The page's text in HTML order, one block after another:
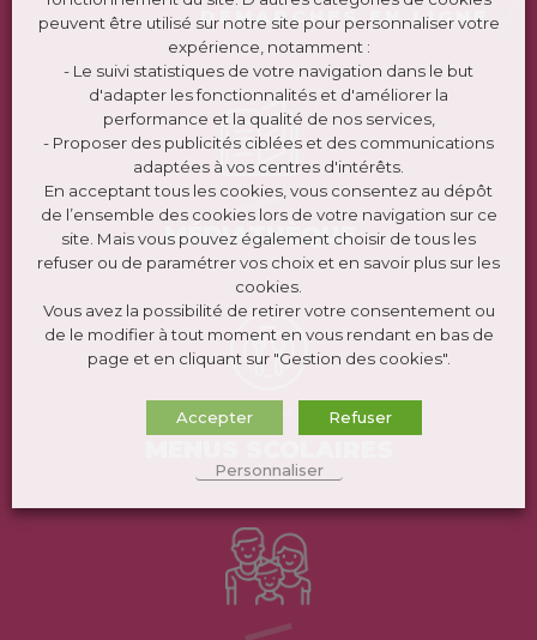
DÉMARCHES EN LIGNE
MÉDIATHÈQUE
peuvent être utilisé sur notre site pour personnaliser votre
expérience, notamment :
- Le suivi statistiques de votre navigation dans le but
d'adapter les fonctionnalités et d'améliorer la
performance et la qualité de nos services,
- Proposer des publicités ciblées et des communications
adaptées à vos centres d'intérêts.
En acceptant tous les cookies, vous consentez au dépôt
de l’ensemble des cookies lors de votre navigation sur ce
site. Mais vous pouvez également choisir de tous les
refuser ou de paramétrer vos choix et en savoir plus sur les
cookies.
Vous avez la possibilité de retirer votre consentement ou
de le modifier à tout moment en vous rendant en bas de
page et en cliquant sur "Gestion des cookies".
Accepter Refuser
Personnaliser